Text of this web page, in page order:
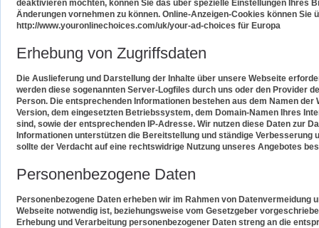
deaktivieren möchten, können Sie das über spezielle Einstellungen Ihres
Änderungen vornehmen zu können. Online-Anzeigen-Cookies können
http://www.youronlinechoices.com/uk/your-ad-choices für Europa
Erhebung von Zugriffsdaten
Die Auslieferung und Darstellung der Inhalte über unsere Webseite
werden diese sogenannten Server-Logfiles durch uns oder den Provider
Person. Die entsprechenden Informationen bestehen aus dem Namen
Version, dem eingesetzten Betriebssystem, dem Domain-Namen Ihres
sind, sowie der entsprechenden IP-Adresse. Wir nutzen diese Daten zur
Informationen unterstützen die Bereitstellung und ständige
sollte der Verdacht auf eine rechtswidrige Nutzung unseres Angebotes
Personenbezogene Daten
Personenbezogene Daten erheben wir im Rahmen von
Webseite notwendig ist, beziehungsweise vom Gesetzgeber
Erhebung und Verarbeitung personenbezogener Daten streng an die